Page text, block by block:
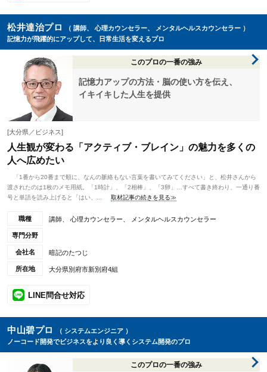
松井達治プロ
（ 講師、 心理カウンセラー、 メンタルヘルスカウンセラー ）
記憶力が飛躍的にアップして、日常生活を変えるプロ
このプロの一番の強み
記憶力アップの方法・脳の使い方を伝え、
イキイキした人生を提供
[大分県／ビジネス]
人生観が変わる「アクティブ・ブレイン」の魅力を多くの
人へ広めたい
「1番から20番まで順に、なんの脈絡もない言葉を書いてみてください」と、松井さんから
渡されたのは1枚のメモ用紙。「1時計」、「2相棒」、「3卵」…すべて書き終わり、一通り番
号と単語を読み上げると「はい、...
取材記事の続きを見る≫
職種 講師、 心理カウンセラー、 メンタルヘルスカウンセラー
専門分野
会社名 暗記のたつじ
所在地 大分県別府市新別府4組
LINE問合せ対応
中山碧プロ
（ システムエンジニア ）
ノーコード開発でビジネスをより良く導くシステム開発のプロ
このプロの一番の強み